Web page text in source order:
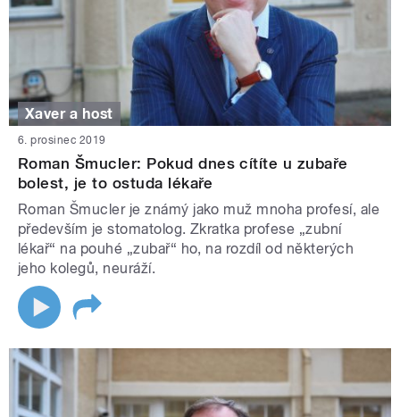
Xaver a host
6. prosinec 2019
Roman Šmucler: Pokud dnes cítíte u zubaře
bolest, je to ostuda lékaře
Roman Šmucler je známý jako muž mnoha profesí, ale
především je stomatolog. Zkratka profese „zubní
lékař“ na pouhé „zubař“ ho, na rozdíl od některých
jeho kolegů, neuráží.